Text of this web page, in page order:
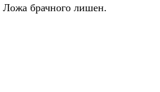
Ложа брачного лишен.